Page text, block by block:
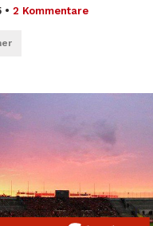
• 2 Kommentare